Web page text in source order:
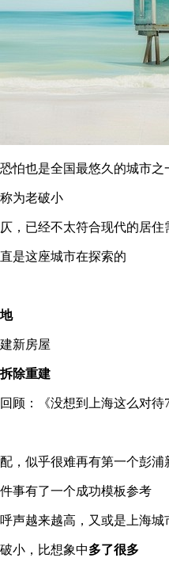
怕也是全国最悠久的城市之
为老破小
，已经不太符合现代的居住
是这座城市在探索的
新房屋
除重建
顾：《没想到上海这么对待
，似乎很难再有第一个彭浦
事有了一个成功模板参考
声越来越高，又或是上海
小，比想象中多了很多